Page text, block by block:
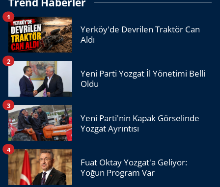
Yerköy'de Devrilen Traktör Can
Aldı
1
Yeni Parti Yozgat İl Yönetimi Belli
Oldu
2
Yeni Parti'nin Kapak Görselinde
Yozgat Ayrıntısı
3
Fuat Oktay Yozgat'a Geliyor:
Yoğun Program Var
4